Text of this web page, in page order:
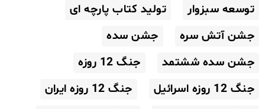
توسعه سبزوار
تولید کتاب پارچه ای
جشن آتش سره
جشن سده
جشن سده ششتمد
جنگ 12 روزه
جنگ 12 روزه اسرائیل
جنگ 12 روزه ایران